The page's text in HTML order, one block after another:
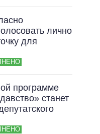
лично
для
программе
станет